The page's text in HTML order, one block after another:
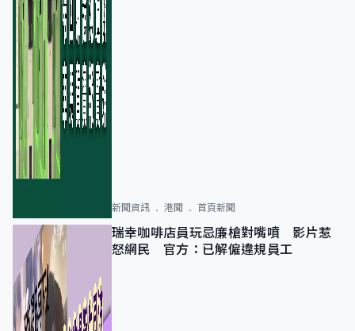
新聞資訊 港聞 首頁新聞
瑞幸咖啡店員玩忌廉槍對嘴噴 影片惹
怒網民 官方：已解僱違規員工